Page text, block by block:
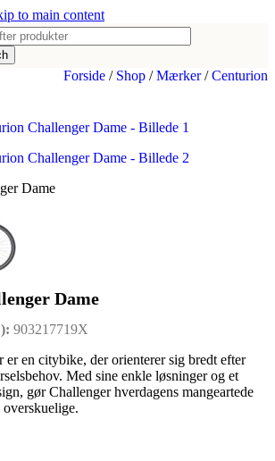
to main content
Forside / Shop / Mærker/ Centurion
Dame
903217719X
er en citybike, der orienterer sig bredt efter
Med sine enkle løsninger og et
gør Challenger hverdagens mangeartede